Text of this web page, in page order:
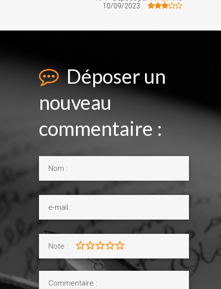
10/09/2023
Déposer un
nouveau
commentaire :
Note :